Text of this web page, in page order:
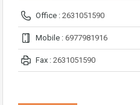
Office : 2631051590
Mobile : 6977981916
Fax : 2631051590